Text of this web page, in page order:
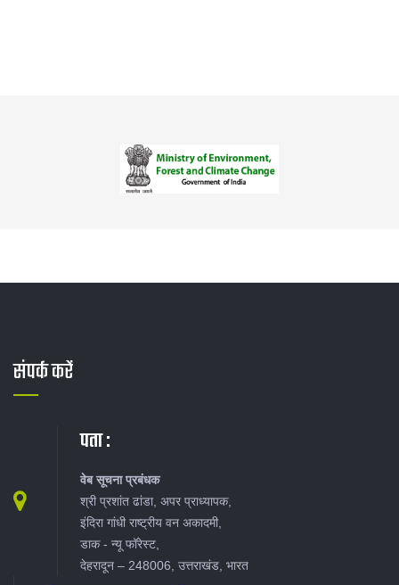
संपर्क करें
पता :
वेब सूचना प्रबंधक
श्री प्रशांत ढांडा, अपर प्राध्यापक,
इंदिरा गांधी राष्ट्रीय वन अकादमी,
डाक - न्यू‍ फॉरेस्ट,
देहरादून – 248006, उत्तराखंड, भारत